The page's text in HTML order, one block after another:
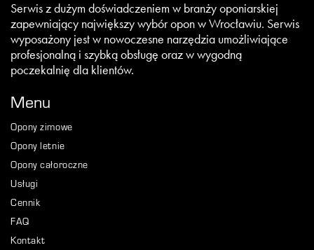
Serwis z dużym doświadczeniem w branży oponiarskiej
zapewniający największy wybór opon w Wrocławiu. Serwis
wyposażony jest w nowoczesne narzędzia umożliwiające
profesjonalną i szybką obsługę oraz w wygodną
poczekalnię dla klientów.
Menu
Opony zimowe
Opony letnie
Opony całoroczne
Usługi
Cennik
FAQ
Kontakt